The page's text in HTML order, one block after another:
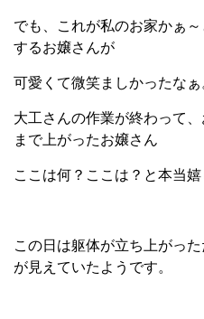
でも、これが私のお家かぁ
するお嬢さんが
可愛くて微笑ましかったなぁ
大工さんの作業が終わって
まで上がったお嬢さん
ここは何？ここは？と本当
この日は躯体が立ち上がっ
が見えていたようです。